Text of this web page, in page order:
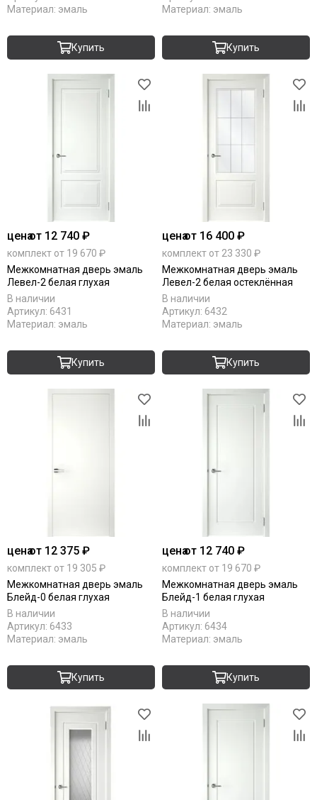
Материал: эмаль
Купить
Материал: эмаль
Купить
ценаот 12 740 ₽
комплект от 19 670 ₽
Межкомнатная дверь эмаль
Левел-2 белая глухая
В наличии
Артикул: 6431
Материал: эмаль
Купить
ценаот 16 400 ₽
комплект от 23 330 ₽
Межкомнатная дверь эмаль
Левел-2 белая остеклённая
В наличии
Артикул: 6432
Материал: эмаль
Купить
ценаот 12 375 ₽
комплект от 19 305 ₽
Межкомнатная дверь эмаль
Блейд-0 белая глухая
В наличии
Артикул: 6433
Материал: эмаль
Купить
ценаот 12 740 ₽
комплект от 19 670 ₽
Межкомнатная дверь эмаль
Блейд-1 белая глухая
В наличии
Артикул: 6434
Материал: эмаль
Купить